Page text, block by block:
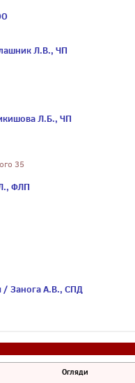
Л.В., ЧП
Л.Б., ЧП
35
ФЛП
/ Занога А.В., СПД
Огляди